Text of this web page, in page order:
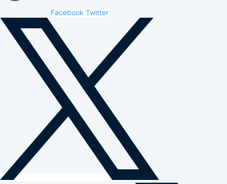
Facebook Twitter